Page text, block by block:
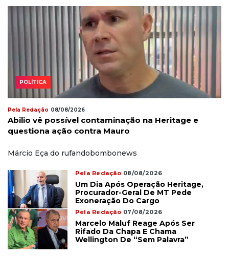
POLÍTICA
Pela Redação 08/08/2026
Abilio vê possível contaminação na Heritage e
questiona ação contra Mauro
Márcio Eça do rufandobombonews
Pela Redação 08/08/2026
Um Dia Após Operação Heritage,
Procurador-Geral De MT Pede
Exoneração Do Cargo
Pela Redação 07/08/2026
Marcelo Maluf Reage Após Ser
Rifado Da Chapa E Chama
Wellington De “sem Palavra”